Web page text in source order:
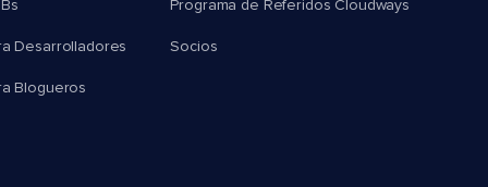
Desarrolladores
Blogueros
Programa de Referidos Cloudways
Socios